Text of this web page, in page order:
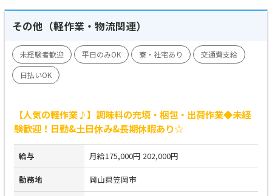
その他（軽作業・物流関連）
未経験者歓迎 平日のみOK 寮・社宅あり
交通費支給
日払いOK
【人気の軽作業♪】調味料の充填・梱包・出荷作業◆未経
験歓迎！日勤&土日休み&長期休暇あり☆
給与 月給175,000円 202,000円
勤務地 岡山県笠岡市